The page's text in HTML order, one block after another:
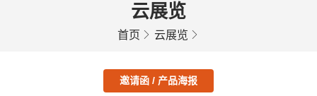
云展览
首页 云展览
邀请函 / 产品海报